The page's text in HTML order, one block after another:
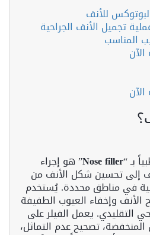
للأنف
تجميل الأنف الجراحية
المناسب
بـ “Nose filler” هو إجراء
إلى تحسين شكل الأنف من
في مناطق محددة. يُستخدم
الأنف وإخفاء العيوب الطفيفة
التقليدي. يعمل الفيلر على
تصحيح عدم التماثل،